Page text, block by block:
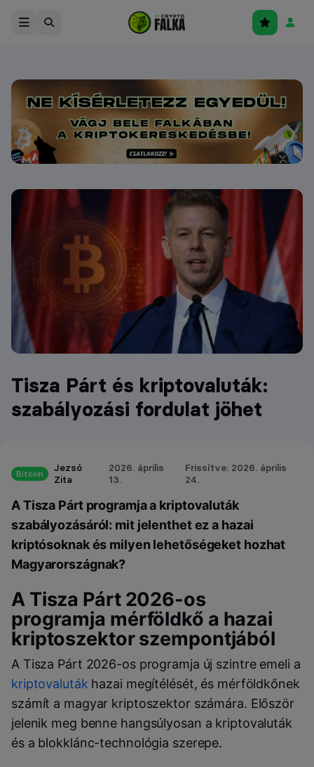
Tisza Párt és kriptovaluták:
szabályozási fordulat jöhet
Bitcoin
Jezsó
Zita
2026. április
13.
Frissítve: 2026. április
24.
A Tisza Párt programja a kriptovaluták
szabályozásáról: mit jelenthet ez a hazai
kriptósoknak és milyen lehetőségeket hozhat
Magyarországnak?
A Tisza Párt 2026-os
programja mérföldkő a hazai
kriptoszektor szempontjából
A Tisza Párt 2026-os programja új szintre emeli a
kriptovaluták hazai megítélését, és mérföldkőnek
számít a magyar kriptoszektor számára. Először
jelenik meg benne hangsúlyosan a kriptovaluták
és a blokklánc-technológia szerepe.